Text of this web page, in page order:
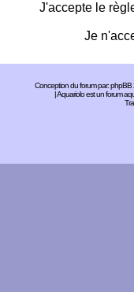
J'accepte le
Je
Conception du forum par:phpBB
| Aquariolo est un forum